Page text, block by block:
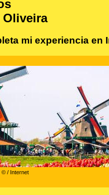
Oliveira
mi experiencia en
© / Internet